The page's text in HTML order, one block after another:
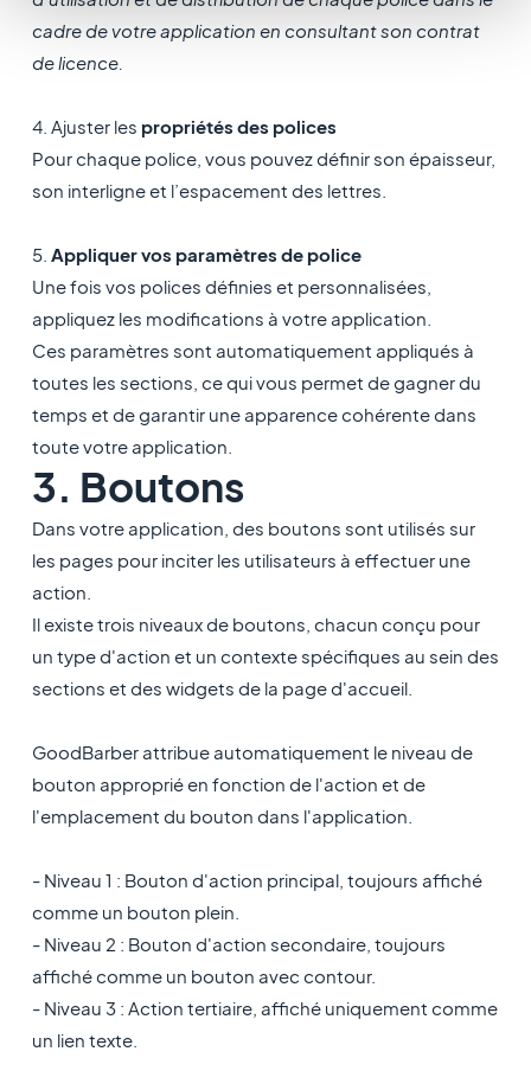
cadre de votre application en consultant son contrat
de licence.
4. Ajuster les propriétés des polices
Pour chaque police, vous pouvez définir son épaisseur,
son interligne et l’espacement des lettres.
5. Appliquer vos paramètres de police
Une fois vos polices définies et personnalisées,
appliquez les modifications à votre application.
Ces paramètres sont automatiquement appliqués à
toutes les sections, ce qui vous permet de gagner du
temps et de garantir une apparence cohérente dans
toute votre application.
3. Boutons
Dans votre application, des boutons sont utilisés sur
les pages pour inciter les utilisateurs à effectuer une
action.
Il existe trois niveaux de boutons, chacun conçu pour
un type d'action et un contexte spécifiques au sein des
sections et des widgets de la page d'accueil.
GoodBarber attribue automatiquement le niveau de
bouton approprié en fonction de l'action et de
l'emplacement du bouton dans l'application.
- Niveau 1 : Bouton d'action principal, toujours affiché
comme un bouton plein.
- Niveau 2 : Bouton d'action secondaire, toujours
affiché comme un bouton avec contour.
- Niveau 3 : Action tertiaire, affiché uniquement comme
un lien texte.